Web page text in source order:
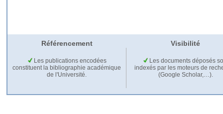
Référencement Visibilité
Les publications encodées
constituent la bibliographie académique
de l'Université.
Les documents déposés
indexés par les moteurs de
(Google Scholar,…).